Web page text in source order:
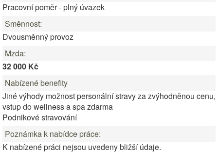
Pracovní poměr - plný úvazek
Směnnost:
Dvousměnný provoz
Mzda:
32 000 Kč
Nabízené benefity
Jiné výhody možnost personální stravy za zvýhodněnou cenu,
vstup do wellness a spa zdarma
Podnikové stravování
Poznámka k nabídce práce:
K nabízené práci nejsou uvedeny bližší údaje.